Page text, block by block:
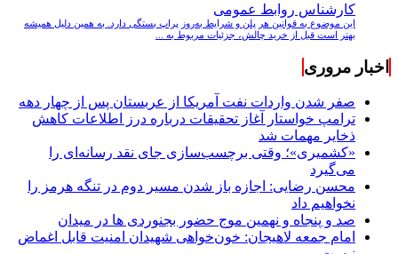
کارشناس روابط عمومی
این موضوع به قوانین هر پلن و شرایط به‌روز پراپ بستگی دارد. به همین دلیل همیشه
بهتر است قبل از خرید چالش، جزئیات مربوط به ...
اخبار مروری
صفر شدن واردات نفت آمریکا از عربستان پس از چهار دهه
ترامپ خواستار آغاز تحقیقات درباره درز اطلاعات کاهش
ذخایر مهمات شد
«کشمیری»؛ وقتی برچسب‌سازی جای نقد رسانه‌ای را
می‌گیرد
محسن رضایی: اجازه باز شدن مسیر دوم در تنگه هرمز را
نخواهیم داد
صد و پنجاه و نهمین موج حضور بجنوردی ها در میدان
امام جمعه لاهیجان: خون‌خواهی شهیدان امنیت قابل اغماض